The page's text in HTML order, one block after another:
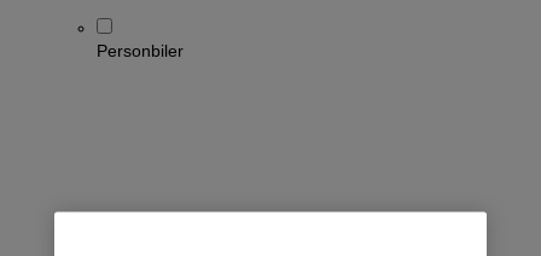
Personbiler